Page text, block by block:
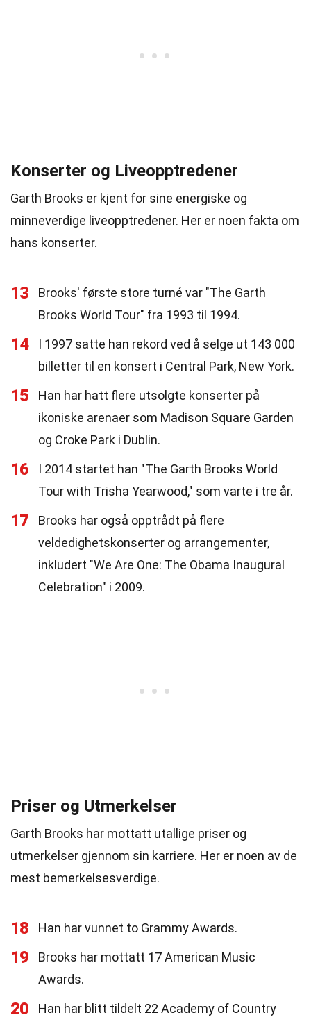
Konserter og Liveopptredener
Garth Brooks er kjent for sine energiske og
minneverdige liveopptredener. Her er noen fakta om
hans konserter.
13
Brooks' første store turné var "The Garth
Brooks World Tour" fra 1993 til 1994.
14
I 1997 satte han rekord ved å selge ut 143 000
billetter til en konsert i Central Park, New York.
15
Han har hatt flere utsolgte konserter på
ikoniske arenaer som Madison Square Garden
og Croke Park i Dublin.
16
I 2014 startet han "The Garth Brooks World
Tour with Trisha Yearwood," som varte i tre år.
17
Brooks har også opptrådt på flere
veldedighetskonserter og arrangementer,
inkludert "We Are One: The Obama Inaugural
Celebration" i 2009.
Priser og Utmerkelser
Garth Brooks har mottatt utallige priser og
utmerkelser gjennom sin karriere. Her er noen av de
mest bemerkelsesverdige.
18 Han har vunnet to Grammy Awards.
19
Brooks har mottatt 17 American Music
Awards.
20
Han har blitt tildelt 22 Academy of Country